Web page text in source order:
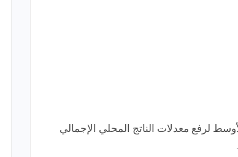
لرفع معدلات الناتج المحلي الإجمالي